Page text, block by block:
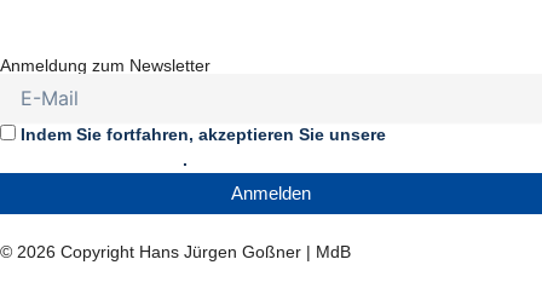
a
c
e
b
o
u
t
u
i
k
t
o
t
w
i
Anmeldung zum Newsletter
Indem Sie fortfahren, akzeptieren Sie unsere
.
Anmelden
© 2026 Copyright Hans Jürgen Goßner | MdB